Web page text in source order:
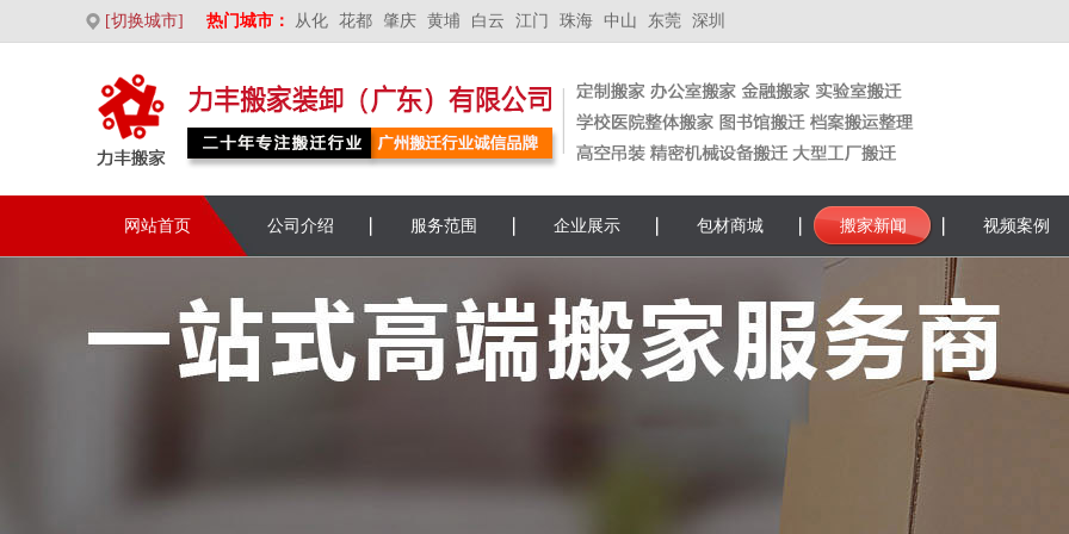
[切换城市] 热门城市： 从化 花都 肇庆 黄埔 白云 江门 珠海 中山 东莞 深圳
网站首页 公司介绍 服务范围 企业展示 包材商城 搬家新闻 视频案例